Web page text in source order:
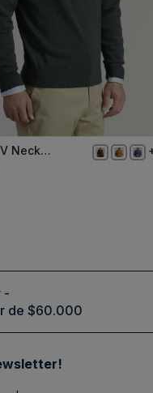
Neck
Smart Casual
-
de $60.000